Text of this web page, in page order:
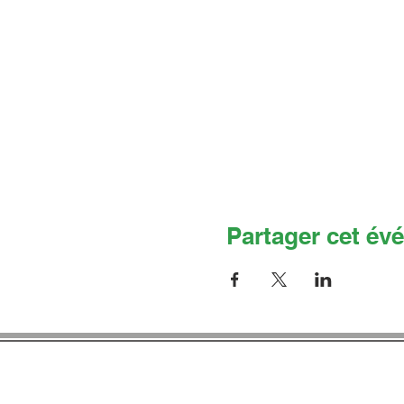
Partager cet